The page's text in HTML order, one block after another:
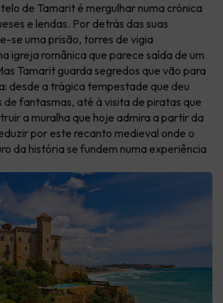
de Tamarit é mergulhar numa crónica
e lendas. Por detrás das suas
se uma prisão, torres de vigia
igreja românica que parece saída de um
Tamarit guarda segredos que vão para
desde a trágica tempestade que deu
de fantasmas, até à visita de piratas que
a muralha que hoje admira a partir da
por este recanto medieval onde o
da história se fundem numa experiência